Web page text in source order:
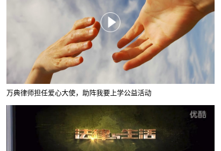
万典律师担任爱心大使，助阵我要上学公益活动